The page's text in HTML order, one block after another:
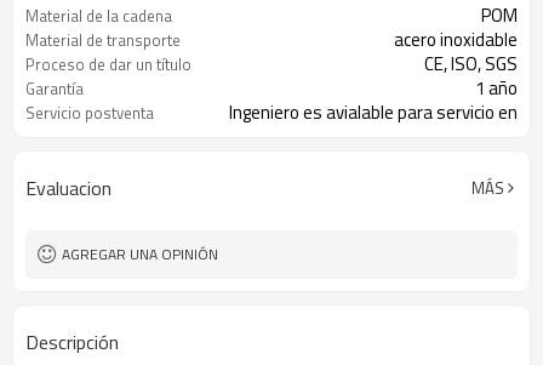
Material de la cadena POM
Material de transporte acero inoxidable
Proceso de dar un título CE, ISO, SGS
Garantía 1 año
Servicio postventa
Ingeniero es avialable para servicio en
Evaluacion MÁS
AGREGAR UNA OPINIÓN
Descripción